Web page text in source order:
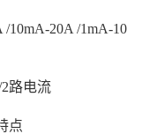
20A /1mA-10
路电流
点